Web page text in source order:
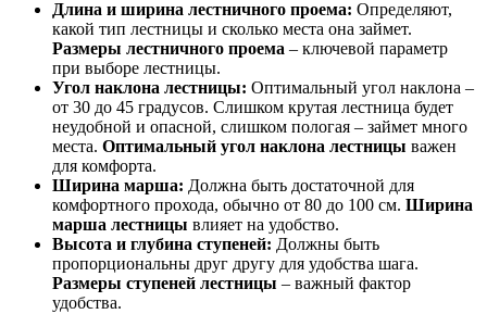
Длина и ширина лестничного проема: Определяют,
какой тип лестницы и сколько места она займет.
Размеры лестничного проема – ключевой параметр
при выборе лестницы.
Угол наклона лестницы: Оптимальный угол наклона –
от 30 до 45 градусов. Слишком крутая лестница будет
неудобной и опасной, слишком пологая – займет много
места. Оптимальный угол наклона лестницы важен
для комфорта.
Ширина марша: Должна быть достаточной для
комфортного прохода, обычно от 80 до 100 см. Ширина
марша лестницы влияет на удобство.
Высота и глубина ступеней: Должны быть
пропорциональны друг другу для удобства шага.
Размеры ступеней лестницы – важный фактор
удобства.